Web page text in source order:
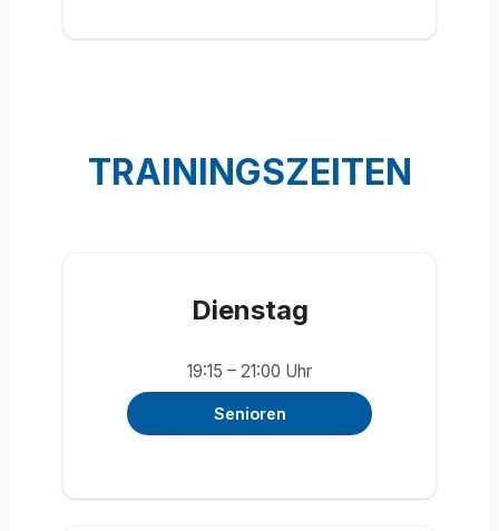
TRAININGSZEITEN
Dienstag
19:15 – 21:00 Uhr
Senioren